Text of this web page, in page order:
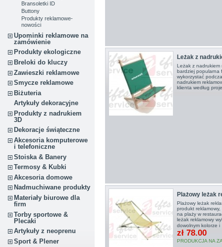
Bransoletki ID
Buttony
Produkty reklamowe-
nowości
Upominki reklamowe na
zamówienie
Produkty ekologiczne
Breloki do kluczy
Zawieszki reklamowe
Smycze reklamowe
Biżuteria
Artykuły dekoracyjne
Produkty z nadrukiem
3D
Dekoracje świąteczne
Akcesoria komputerowe
i telefoniczne
Stoiska & Banery
Termosy & Kubki
Akcesoria domowe
Nadmuchiwane produkty
Materiały biurowe dla
firm
Torby sportowe &
Plecaki
Artykuły z neoprenu
Sport & Plener
Leżak z
Leżak z nadrukiem
bardziej popularna
wykorzystać
nadrukiem
klienta według
Plażowy leżak
Plażowy leżak
produkt
na plaży w
leżak reklamowy
dowolnym kolorze i
zł 78.00
PRODUKCJA NA